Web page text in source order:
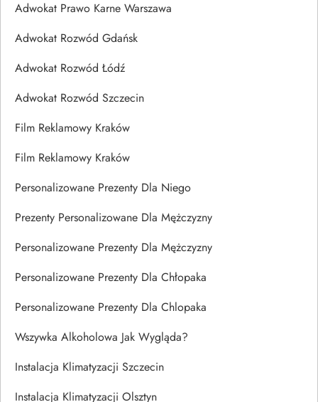
Adwokat Prawo Karne Warszawa
Adwokat Rozwód Gdańsk
Adwokat Rozwód Łódź
Adwokat Rozwód Szczecin
Film Reklamowy Kraków
Film Reklamowy Kraków
Personalizowane Prezenty Dla Niego
Prezenty Personalizowane Dla Mężczyzny
Personalizowane Prezenty Dla Mężczyzny
Personalizowane Prezenty Dla Chłopaka
Personalizowane Prezenty Dla Chlopaka
Wszywka Alkoholowa Jak Wygląda?
Instalacja Klimatyzacji Szczecin
Instalacja Klimatyzacji Olsztyn